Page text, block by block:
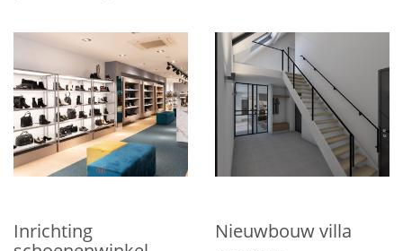
Inrichting
Nieuwbouw villa